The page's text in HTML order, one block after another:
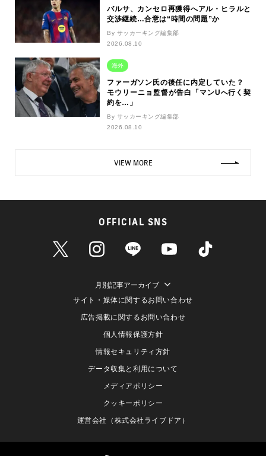
バルサ、カンセロ再獲得へアル・ヒラルと
交渉継続…合意は“時間の問題”か
By サッカーキング編集部
2026.08.10
海外
ファーガソン氏の後任に内定していた？
モウリーニョ監督が告白「マンUへ行く契
約を…」
By サッカーキング編集部
2026.08.10
VIEW MORE
OFFICIAL SNS
月別記事アーカイブ
サイト・媒体に関するお問い合わせ
広告掲載に関するお問い合わせ
個人情報保護方針
情報セキュリティ方針
データ収集と利用について
メディアポリシー
クッキーポリシー
運営会社（株式会社ライブドア）